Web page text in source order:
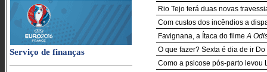
Serviço de finanças
Rio Tejo terá duas novas
Com custos dos incêndios a
Favignana, a Ítaca do filmeA
O que fazer? Sexta é dia de ir
Como a psicose pós-parto levou